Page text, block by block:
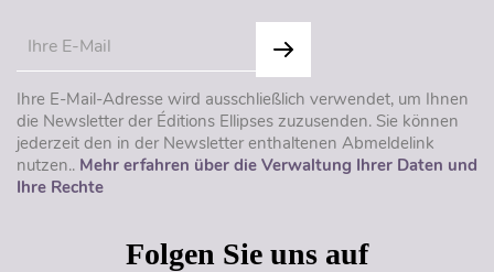
Ihre E-Mail-Adresse wird ausschließlich verwendet, um Ihnen
die Newsletter der Éditions Ellipses zuzusenden. Sie können
jederzeit den in der Newsletter enthaltenen Abmeldelink
nutzen.. Mehr erfahren über die Verwaltung Ihrer Daten und
Ihre Rechte
Folgen Sie uns auf